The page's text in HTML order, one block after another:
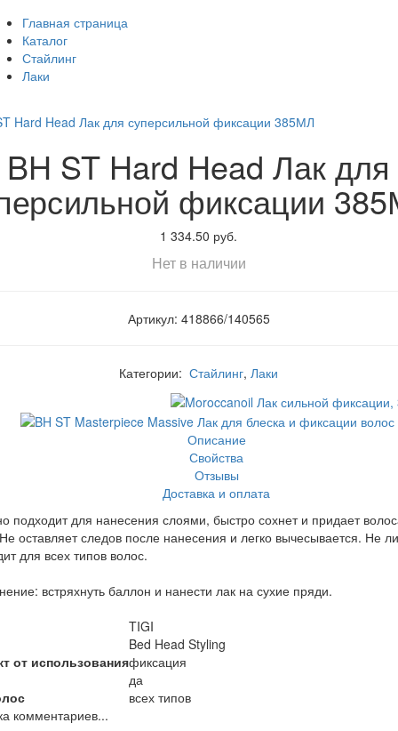
Главная страница
Каталог
Стайлинг
Лаки
BH ST Hard Head Лак для
фиксации
1 334.50 руб.
Нет в наличии
Артикул: 418866/140565
Категории:Стайлинг,Лаки
Описание
Свойства
Отзывы
Доставка и оплата
подходит для нанесения слоями, быстро сохнет и придает
оставляет следов после нанесения и легко вычесывается. Не
для всех типов волос.
встряхнуть баллон и нанести лак на сухие пряди.
TIGI
Bed Head Styling
от использованияфиксация
да
всех типов
комментариев...